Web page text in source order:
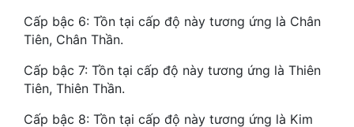
Xuyên Nhanh
Xuyên Sách
Xuyên Thư
Cấp bậc 6: Tồn tại cấp độ này tương ứng là Chân
Tiên, Chân Thần.
Cấp bậc 7: Tồn tại cấp độ này tương ứng là Thiên
Tiên, Thiên Thần.
Cấp bậc 8: Tồn tại cấp độ này tương ứng là Kim